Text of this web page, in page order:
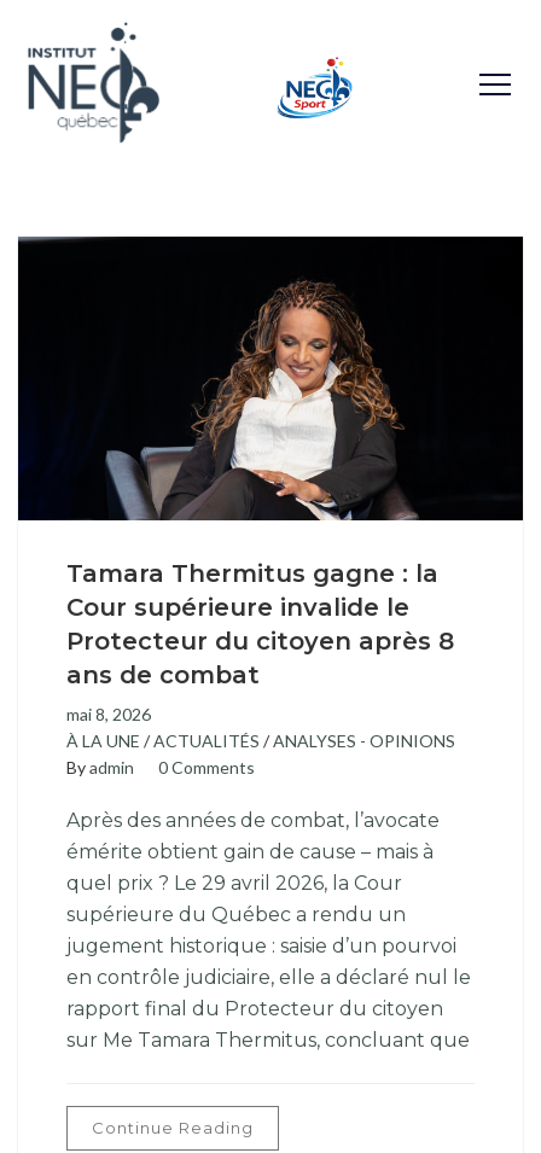
Tamara Thermitus gagne : la
Cour supérieure invalide le
Protecteur du citoyen après 8
ans de combat
mai 8, 2026
À LA UNE /ACTUALITÉS /ANALYSES - OPINIONS
Byadmin 0 Comments
Après des années de combat, l’avocate
émérite obtient gain de cause – mais à
quel prix ? Le 29 avril 2026, la Cour
supérieure du Québec a rendu un
jugement historique : saisie d’un pourvoi
en contrôle judiciaire, elle a déclaré nul le
rapport final du Protecteur du citoyen
sur Me Tamara Thermitus, concluant que
Continue Reading